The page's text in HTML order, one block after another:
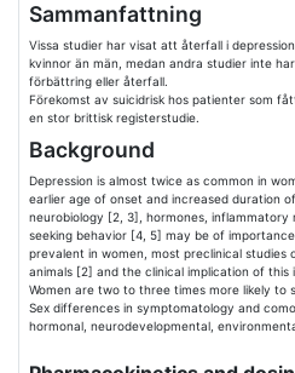
Sammanfattning
Vissa studier har visat att återfall i
kvinnor än män, medan andra studier inte
förbättring eller återfall.
Förekomst av suicidrisk hos patienter som
en stor brittisk registerstudie.
Background
Depression is almost twice as common in
earlier age of onset and increased duration
neurobiology [2, 3], hormones, inflammatory
seeking behavior [4, 5] may be of
prevalent in women, most preclinical studies
animals [2] and the clinical implication of this
Women are two to three times more likely to
Sex differences in symptomatology and
hormonal, neurodevelopmental,